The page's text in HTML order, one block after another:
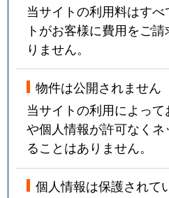
当サイトの利用料はす
トがお客様に費用をご
りません。
物件は公開されません
当サイトの利用によっ
や個人情報が許可なく
ることはありません。
個人情報は保護されて